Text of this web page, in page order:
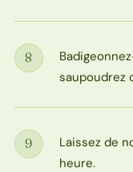
Étape
8
saupoudrez
Étape
9
Laissez de
heure.